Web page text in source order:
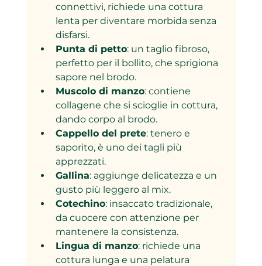
connettivi, richiede una cottura
lenta per diventare morbida senza
disfarsi.
Punta di petto: un taglio fibroso,
perfetto per il bollito, che sprigiona
sapore nel brodo.
Muscolo di manzo: contiene
collagene che si scioglie in cottura,
dando corpo al brodo.
Cappello del prete: tenero e
saporito, è uno dei tagli più
apprezzati.
Gallina: aggiunge delicatezza e un
gusto più leggero al mix.
Cotechino: insaccato tradizionale,
da cuocere con attenzione per
mantenere la consistenza.
Lingua di manzo: richiede una
cottura lunga e una pelatura